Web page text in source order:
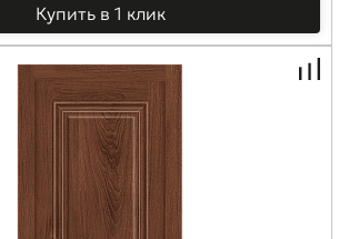
Купить в 1 клик